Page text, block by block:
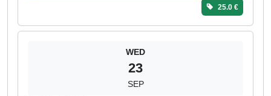
25.0 €
WED
23
SEP